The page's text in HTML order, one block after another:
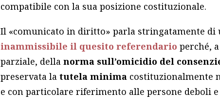
compatibile con la sua posizione costituzionale.
Il «comunicato in diritto» parla stringatamente di
inammissibile il quesito referendario perché,
parziale, dellanorma sull’omicidio del
preservata latutela minima costituzionalmente
e con particolare riferimento alle persone deboli